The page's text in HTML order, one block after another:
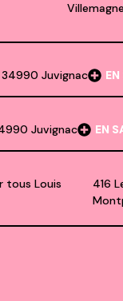
34990 Juvignac
Juvignac EN
tous Louis
416